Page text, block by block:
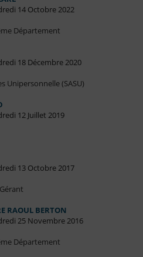
14 Octobre 2022
Département
18 Décembre 2020
Unipersonnelle (SASU)
12 Juillet 2019
13 Octobre 2017
RAOUL BERTON
25 Novembre 2016
Département